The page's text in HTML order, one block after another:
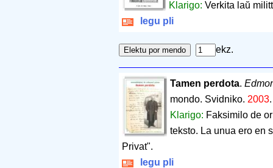
Klarigo: Verkita laŭ
legu pli
ekz.
Tamen perdota.
mondo. Svidniko. 2003
Klarigo: Faksimilo de
teksto. La unua ero en
Privat".
legu pli